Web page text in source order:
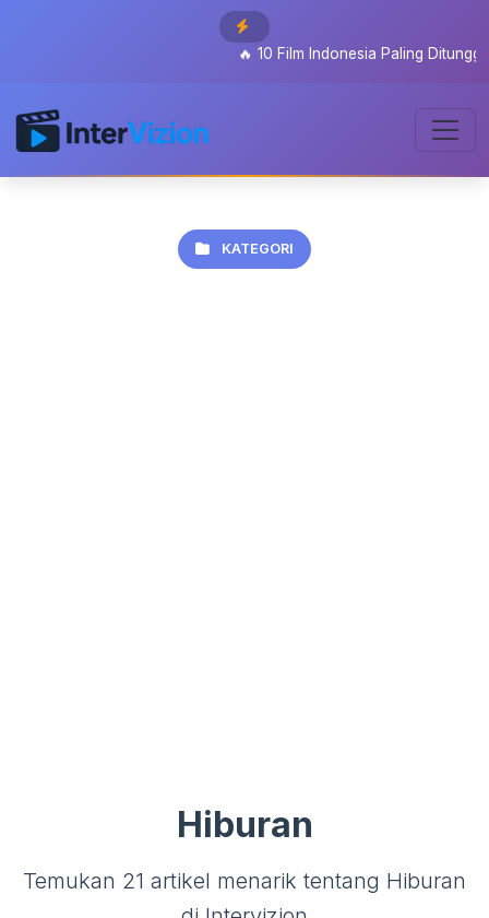
10 Film Indonesia Paling Ditunggu 2026:
KATEGORI
Hiburan
Temukan 21 artikel menarik tentang Hiburan